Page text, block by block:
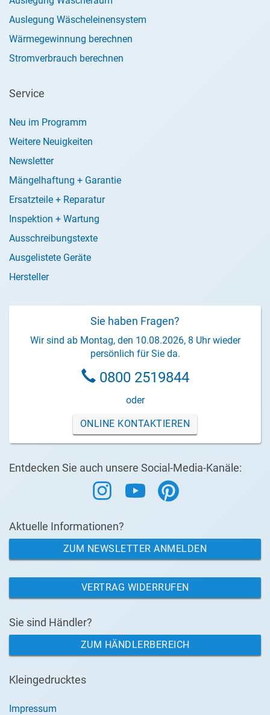
Auslegung Wäscheleinensystem
Wärmegewinnung berechnen
Stromverbrauch berechnen
Service
Neu im Programm
Weitere Neuigkeiten
Newsletter
Mängelhaftung + Garantie
Ersatzteile + Reparatur
Inspektion + Wartung
Ausschreibungstexte
Ausgelistete Geräte
Hersteller
Sie haben Fragen?
Wir sind ab Montag, den 10.08.2026, 8 Uhr wieder
persönlich für Sie da.
0800 2519844
oder
ONLINE KONTAKTIEREN
Entdecken Sie auch unsere Social-Media-Kanäle:
Aktuelle Informationen?
ZUM NEWSLETTER ANMELDEN
VERTRAG WIDERRUFEN
Sie sind Händler?
ZUM HÄNDLERBEREICH
Kleingedrucktes
Impressum